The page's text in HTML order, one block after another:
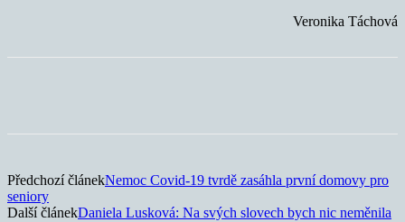
Veronika Táchová
Předchozí článekNemoc Covid-19 tvrdě zasáhla první domovy pro
seniory
Další článekDaniela Lusková: Na svých slovech bych nic neměnila